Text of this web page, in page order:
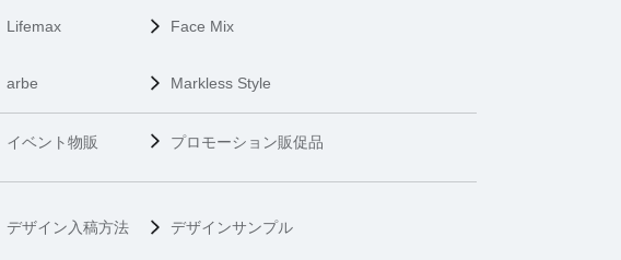
Lifemax Face Mix
arbe Markless Style
イベント物販 プロモーション販促品
デザイン入稿方法 デザインサンプル